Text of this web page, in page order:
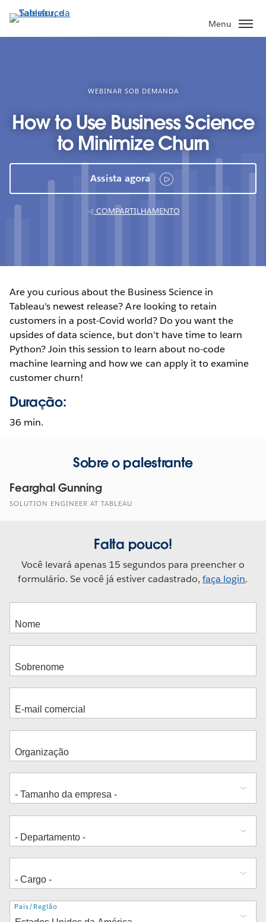
Pular
para
o
Menu
WEBINAR SOB DEMANDA
How to Use Business Science
to Minimize Churn
Assista agora
COMPARTILHAMENTO
Are you curious about the Business Science in
Tableau's newest release? Are looking to retain
customers in a post-Covid world? Do you want the
upsides of data science, but don't have time to learn
Python? Join this session to learn about no-code
machine learning and how we can apply it to examine
customer churn!
Duração:
36 min.
Sobre o palestrante
Fearghal Gunning
SOLUTION ENGINEER AT TABLEAU
Falta pouco!
Você levará apenas 15 segundos para preencher o
formulário. Se você já estiver cadastrado,faça login.
Endereço
País/Região